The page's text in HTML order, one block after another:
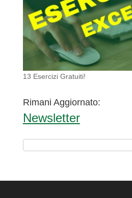
13 Esercizi Gratuiti!
Rimani Aggiornato:
Newsletter